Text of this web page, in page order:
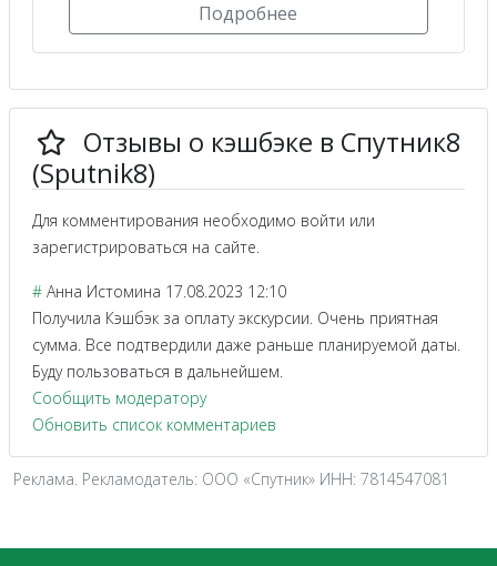
Подробнее
Отзывы о кэшбэке в Спутник8
(Sputnik8)
Для комментирования необходимо войти или
зарегистрироваться на сайте.
# Анна Истомина 17.08.2023 12:10
Получила Кэшбэк за оплату экскурсии. Очень приятная
сумма. Все подтвердили даже раньше планируемой даты.
Буду пользоваться в дальнейшем.
Сообщить модератору
Обновить список комментариев
Реклама. Рекламодатель: ООО «Спутник» ИНН: 7814547081